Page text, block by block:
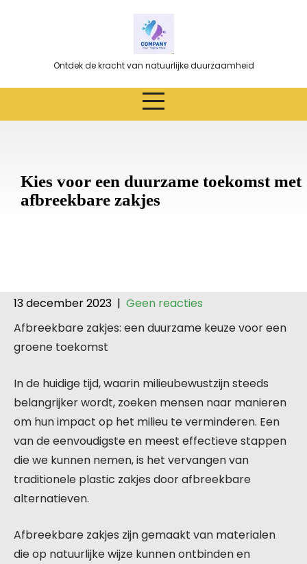
Ontdek de kracht van natuurlijke duurzaamheid
Kies voor een duurzame toekomst met
afbreekbare zakjes
13 december 2023 | Geen reacties
Afbreekbare zakjes: een duurzame keuze voor een
groene toekomst
In de huidige tijd, waarin milieubewustzijn steeds
belangrijker wordt, zoeken mensen naar manieren
om hun impact op het milieu te verminderen. Een
van de eenvoudigste en meest effectieve stappen
die we kunnen nemen, is het vervangen van
traditionele plastic zakjes door afbreekbare
alternatieven.
Afbreekbare zakjes zijn gemaakt van materialen
die op natuurlijke wijze kunnen ontbinden en